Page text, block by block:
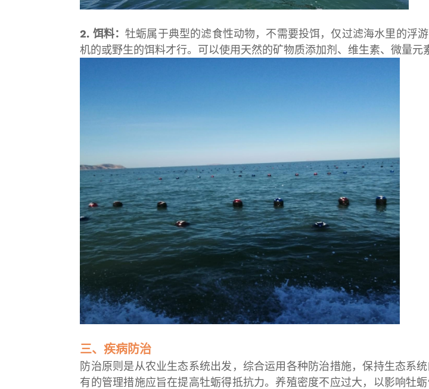
2. 饵料：牡蛎属于典型的滤食性动物，不需要投饵，仅过滤海水里的浮
机的或野生的饵料才行。可以使用天然的矿物质添加剂、维生素、微量元
三、疾病防治
防治原则是从农业生态系统出发，综合运用各种防治措施，保持生态系
有的管理措施应旨在提高牡蛎得抵抗力。养殖密度不应过大，以影响牡